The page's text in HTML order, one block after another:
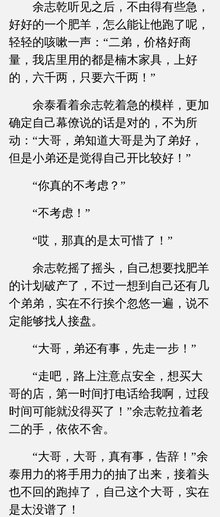
余志乾听见之后，不由得有些急，
好好的一个肥羊，怎么能让他跑了呢，
轻轻的咳嗽一声：“二弟，价格好商
量，我店里用的都是楠木家具，上好
的，六千两，只要六千两！”
余泰看着余志乾着急的模样，更加
确定自己幕僚说的话是对的，不为所
动：“大哥，弟知道大哥是为了弟好，
但是小弟还是觉得自己开比较好！”
“你真的不考虑？”
“不考虑！”
“哎，那真的是太可惜了！”
余志乾摇了摇头，自己想要找肥羊
的计划破产了，不过一想到自己还有几
个弟弟，实在不行挨个忽悠一遍，说不
定能够找人接盘。
“大哥，弟还有事，先走一步！”
“走吧，路上注意点安全，想买大
哥的店，第一时间打电话给我啊，过段
时间可能就没得买了！”余志乾拉着老
二的手，依依不舍。
“大哥，大哥，真有事，告辞！”余
泰用力的将手用力的抽了出来，接着头
也不回的跑掉了，自己这个大哥，实在
是太没谱了！